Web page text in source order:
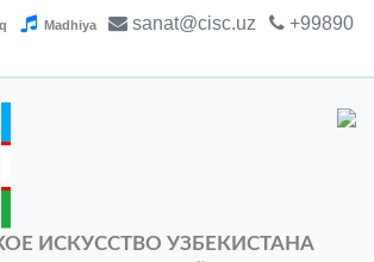
Madhiya sanat@cisc.uz
+99890
ИСКУССТВО УЗБЕКИСТАНА